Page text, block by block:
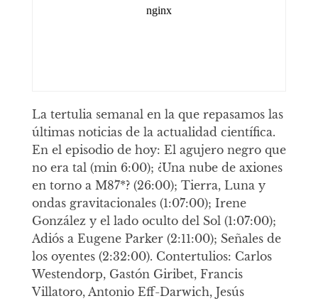
La tertulia semanal en la que repasamos las
últimas noticias de la actualidad científica.
En el episodio de hoy: El agujero negro que
no era tal (min 6:00); ¿Una nube de axiones
en torno a M87*? (26:00); Tierra, Luna y
ondas gravitacionales (1:07:00); Irene
González y el lado oculto del Sol (1:07:00);
Adiós a Eugene Parker (2:11:00); Señales de
los oyentes (2:32:00). Contertulios: Carlos
Westendorp, Gastón Giribet, Francis
Villatoro, Antonio Eff-Darwich, Jesús